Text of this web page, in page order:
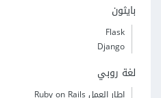
بايثون
Flask
Django
لغة روبي
إطار العمل Ruby on Rails